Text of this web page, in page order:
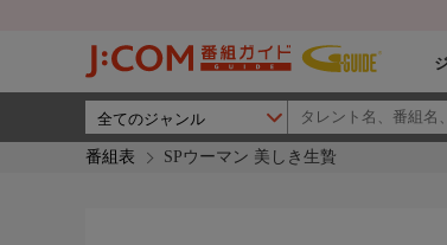
番組表 SPウーマン 美しき生贄